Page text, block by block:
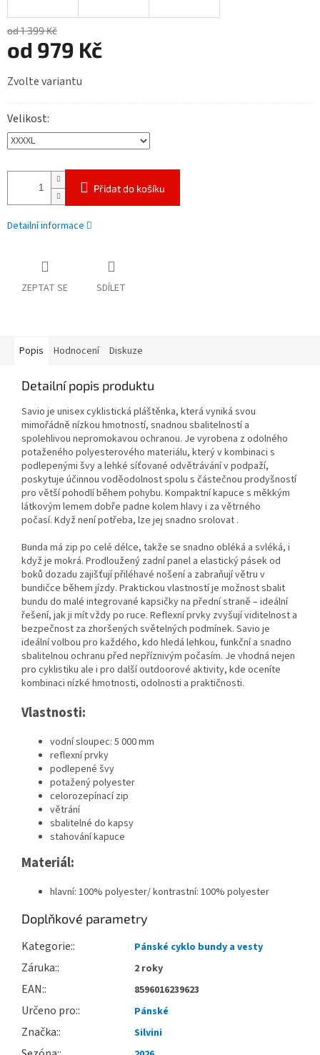
od 1 399 Kč
od 979 Kč
cena:
Zvolte variantu
Velikost
Přidat do košíku
Detailní informace
ZEPTAT SE SDÍLET
Popis Hodnocení Diskuze
Detailní popis produktu
Savio je unisex cyklistická pláštěnka, která vyniká svou
mimořádně nízkou hmotností, snadnou sbalitelností a
spolehlivou nepromokavou ochranou. Je vyrobena z odolného
potaženého polyesterového materiálu, který v kombinaci s
podlepenými švy a lehké síťované odvětrávání v podpaží,
poskytuje účinnou voděodolnost spolu s částečnou prodyšností
pro větší pohodlí během pohybu. Kompaktní kapuce s měkkým
látkovým lemem dobře padne kolem hlavy i za větrného
počasí. Když není potřeba, lze jej snadno srolovat .
Bunda má zip po celé délce, takže se snadno obléká a svléká, i
když je mokrá. Prodloužený zadní panel a elastický pásek od
boků dozadu zajišťují přiléhavé nošení a zabraňují větru v
bundičce během jízdy. Praktickou vlastností je možnost sbalit
bundu do malé integrované kapsičky na přední straně – ideální
řešení, jak ji mít vždy po ruce. Reflexní prvky zvyšují viditelnost a
bezpečnost za zhoršených světelných podmínek. Savio je
ideální volbou pro každého, kdo hledá lehkou, funkční a snadno
sbalitelnou ochranu před nepříznivým počasím. Je vhodná nejen
pro cyklistiku ale i pro další outdoorové aktivity, kde oceníte
kombinaci nízké hmotnosti, odolnosti a praktičnosti.
Vlastnosti:
vodní sloupec: 5 000 mm
reflexní prvky
podlepené švy
potažený polyester
celorozepínací zip
větrání
sbalitelné do kapsy
stahování kapuce
Materiál:
hlavní: 100% polyester/ kontrastní: 100% polyester
Doplňkové parametry
Kategorie: Pánské cyklo bundy a vesty
Záruka: 2 roky
EAN: 8596016239623
Určeno pro: Pánské
Značka: Silvini